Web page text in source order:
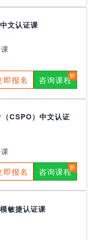
文认证课
即报名 咨询课程
CSPO）中文认证
即报名 咨询课程
敏捷认证课